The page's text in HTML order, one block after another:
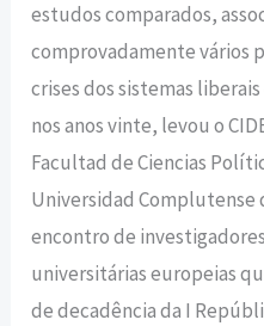
estudos comparados,
comprovadamente vários
crises dos sistemas
nos anos vinte, levou o
Facultad de Ciencias
Universidad Complutense
encontro de
universitárias europeias
de decadência da I